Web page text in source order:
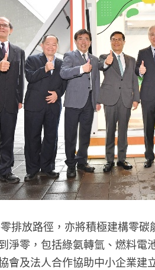
排放路徑，亦將積極建構零
淨零，包括綠氨轉氫、燃料
會及法人合作協助中小企業建